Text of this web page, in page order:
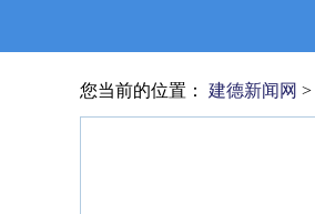
您当前的位置： 建德新闻网 >